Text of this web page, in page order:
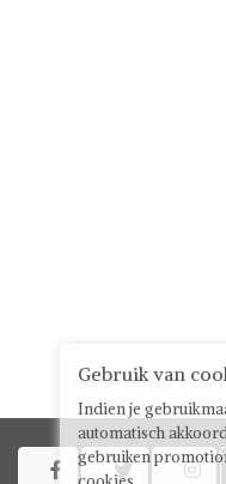
  
Gebruik van
Indien je
automatisch
gebruiken